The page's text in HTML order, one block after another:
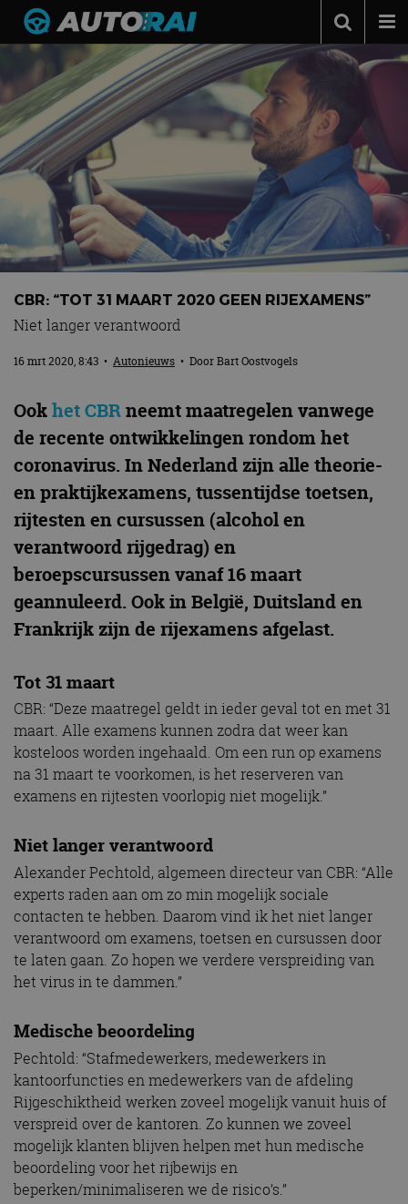
Autonieuws
Podcast
Autotests
Automerken
Adverteren
Contact
MotorRAI.nl
CBR: “TOT 31 MAART 2020 GEEN RIJEXAMENS”
Niet langer verantwoord
16 mrt 2020, 8:43 • Autonieuws • DoorBart Oostvogels
Ookhet CBRneemt maatregelen vanwege
de recente ontwikkelingen rondom het
coronavirus. In Nederland zijn alle theorie-
en praktijkexamens, tussentijdse toetsen,
rijtesten en cursussen (alcohol en
verantwoord rijgedrag) en
beroepscursussen vanaf 16 maart
geannuleerd. Ook in België, Duitsland en
Frankrijk zijn de rijexamens afgelast.
Tot 31 maart
CBR: “Deze maatregel geldt in ieder geval tot en met 31
maart. Alle examens kunnen zodra dat weer kan
kosteloos worden ingehaald. Om een run op examens
na 31 maart te voorkomen, is het reserveren van
examens en rijtesten voorlopig niet mogelijk.”
Niet langer verantwoord
Alexander Pechtold, algemeen directeur van CBR: “Alle
experts raden aan om zo min mogelijk sociale
contacten te hebben. Daarom vind ik het niet langer
verantwoord om examens, toetsen en cursussen door
te laten gaan. Zo hopen we verdere verspreiding van
het virus in te dammen.”
Medische beoordeling
Pechtold: “Stafmedewerkers, medewerkers in
kantoorfuncties en medewerkers van de afdeling
Rijgeschiktheid werken zoveel mogelijk vanuit huis of
verspreid over de kantoren. Zo kunnen we zoveel
mogelijk klanten blijven helpen met hun medische
beoordeling voor het rijbewijs en
beperken/minimaliseren we de risico’s.”